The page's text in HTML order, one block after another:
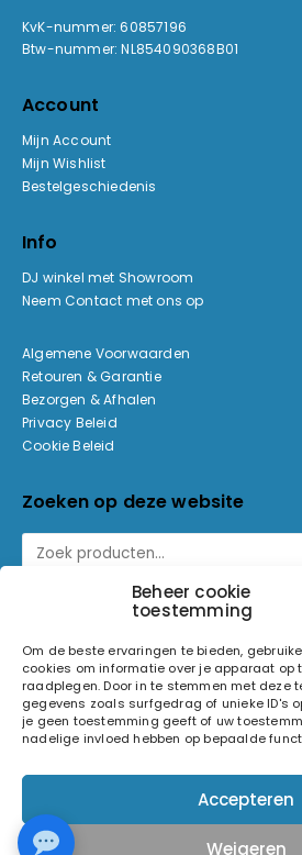
Beheer cookie
toestemming
Om de beste ervaringen te bieden,
cookies om informatie over je apparaat op
raadplegen. Door in te stemmen met deze
gegevens zoals surfgedrag of unieke ID's
je geen toestemming geeft of uw
nadelige invloed hebben op bepaalde
Accepteren
Weigeren
KvK-nummer: 60857196
Btw-nummer: NL854090368B01
Account
Mijn Account
Mijn Wishlist
Bestelgeschiedenis
Info
DJ winkel met Showroom
Neem Contact met ons op
Algemene Voorwaarden
Retouren & Garantie
Bezorgen & Afhalen
Privacy Beleid
Cookie Beleid
Zoeken op deze website
© 2026 Light and Sound Factory. Alle